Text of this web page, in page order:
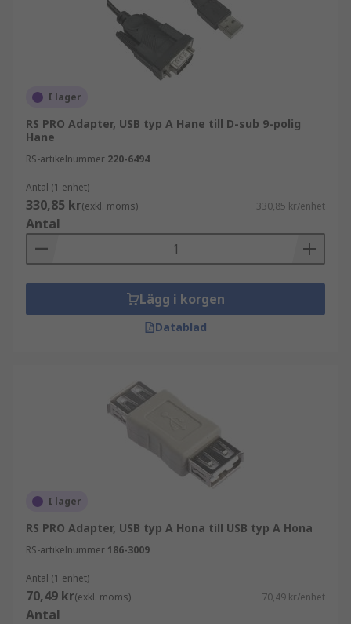
kompatibilitet och utöka funktionaliteten hos
enheter och system.
I lager
RS PRO Adapter, USB typ A Hane till D-sub 9-polig
Hane
RS-artikelnummer 220-6494
Antal (1 enhet)
330,85 kr(exkl. moms) 330,85 kr/enhet
Antal
Lägg i korgen
Datablad
I lager
RS PRO Adapter, USB typ A Hona till USB typ A Hona
RS-artikelnummer 186-3009
Antal (1 enhet)
70,49 kr(exkl. moms) 70,49 kr/enhet
Antal